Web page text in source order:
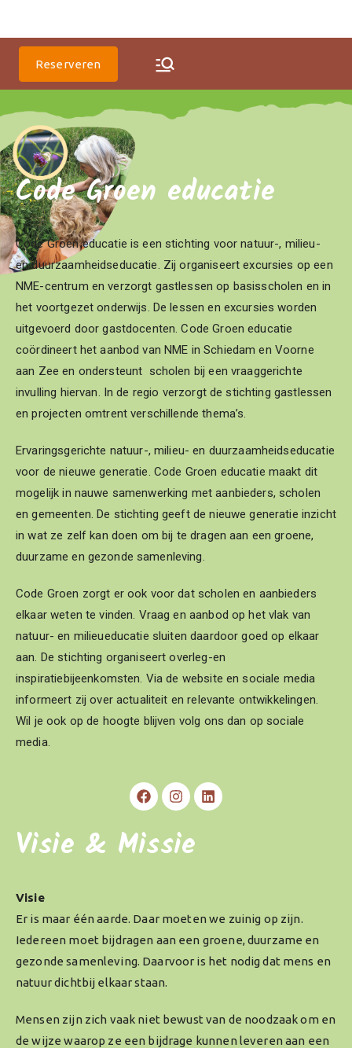
Codegroen Educatie
Reserveren
Code Groen educatie
Code Groen educatie is een stichting voor natuur-, milieu-
en duurzaamheidseducatie. Zij organiseert excursies op een
NME-centrum en verzorgt gastlessen op basisscholen en in
het voortgezet onderwijs. De lessen en excursies worden
uitgevoerd door gastdocenten. Code Groen educatie
coördineert het aanbod van NME in Schiedam en Voorne
aan Zee en ondersteunt scholen bij een vraaggerichte
invulling hiervan. In de regio verzorgt de stichting gastlessen
en projecten omtrent verschillende thema’s.
Ervaringsgerichte natuur-, milieu- en duurzaamheidseducatie
voor de nieuwe generatie. Code Groen educatie maakt dit
mogelijk in nauwe samenwerking met aanbieders, scholen
en gemeenten. De stichting geeft de nieuwe generatie inzicht
in wat ze zelf kan doen om bij te dragen aan een groene,
duurzame en gezonde samenleving.
Code Groen zorgt er ook voor dat scholen en aanbieders
elkaar weten te vinden. Vraag en aanbod op het vlak van
natuur- en milieueducatie sluiten daardoor goed op elkaar
aan. De stichting organiseert overleg-en
inspiratiebijeenkomsten. Via de website en sociale media
informeert zij over actualiteit en relevante ontwikkelingen.
Wil je ook op de hoogte blijven volg ons dan op sociale
media.
Visie & Missie
Visie
Er is maar één aarde. Daar moeten we zuinig op zijn.
Iedereen moet bijdragen aan een groene, duurzame en
gezonde samenleving. Daarvoor is het nodig dat mens en
natuur dichtbij elkaar staan.
Mensen zijn zich vaak niet bewust van de noodzaak om en
de wijze waarop ze een bijdrage kunnen leveren aan een